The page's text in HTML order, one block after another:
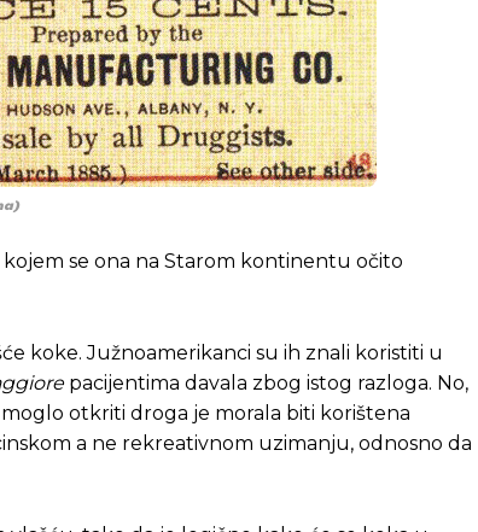
se ona na Starom kontinentu očito
koke. Južnoamerikanci su ih znali koristiti u
pacijentima davala zbog istog razloga. No,
otkriti droga je morala biti korištena
a ne rekreativnom uzimanju, odnosno da